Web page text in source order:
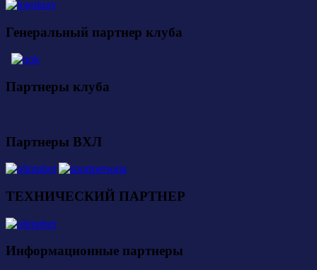
Генеральный партнер клуба
Партнеры клуба
Партнеры ВХЛ
ТЕХНИЧЕСКИЙ ПАРТНЕР
Информационные партнеры